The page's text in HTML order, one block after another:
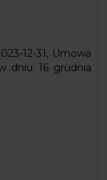
12-31, Umowa
dniu 16 grudnia